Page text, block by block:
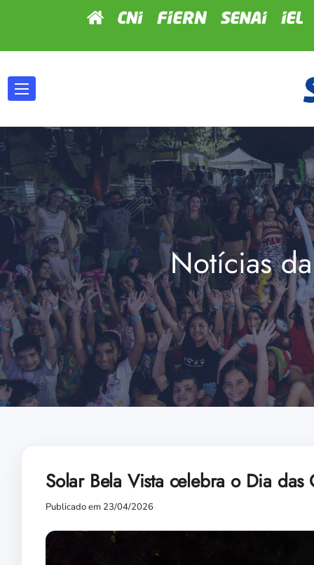
Notícias
Solar Bela Vista celebra o Dia
Publicado em 23/04/2026